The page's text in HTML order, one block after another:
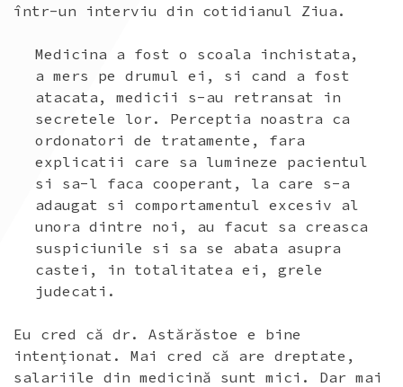
într-un interviu din cotidianul Ziua.
Medicina a fost o scoala inchistata,
a mers pe drumul ei, si cand a fost
atacata, medicii s-au retransat in
secretele lor. Perceptia noastra ca
ordonatori de tratamente, fara
explicatii care sa lumineze pacientul
si sa-l faca cooperant, la care s-a
adaugat si comportamentul excesiv al
unora dintre noi, au facut sa creasca
suspiciunile si sa se abata asupra
castei, in totalitatea ei, grele
judecati.
Eu cred că dr. Astărăstoe e bine
intenţionat. Mai cred că are dreptate,
salariile din medicină sunt mici. Dar mai